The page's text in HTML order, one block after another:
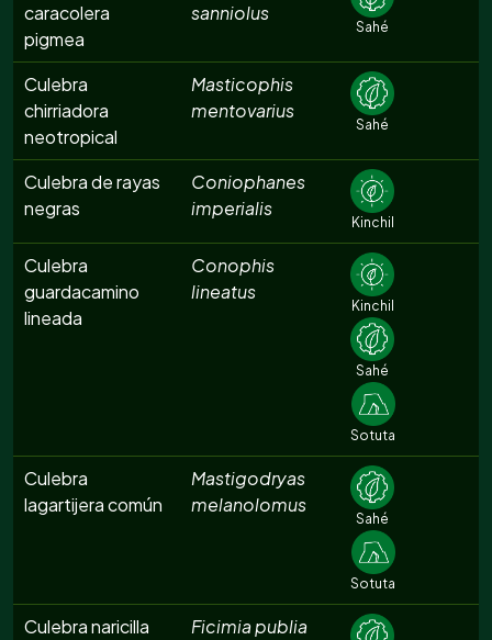
caracolera
pigmea
sanniolus
Sahé
Culebra
chirriadora
neotropical
Masticophis
mentovarius
Sahé
Culebra de rayas
negras
Coniophanes
imperialis
Kinchil
Culebra
guardacamino
lineada
Conophis
lineatus
Kinchil
Sahé
Sotuta
Culebra
lagartijera común
Mastigodryas
melanolomus
Sahé
Sotuta
Culebra naricilla
Ficimia publia